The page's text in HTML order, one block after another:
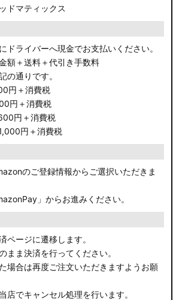
ドマティックス
ドライバーへ現金でお支払いください。
額＋送料＋代引き手数料
の通りです。
円＋消費税
円＋消費税
円＋消費税
円＋消費税
のご登録情報からご選択いただきま
」からお進みください。
ページに遷移します。
まま決済を行ってください。
場合は再度ご注文いただきますようお願
店でキャンセル処理を行います。